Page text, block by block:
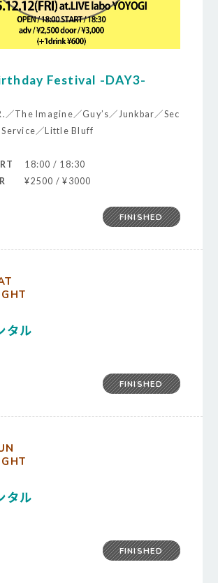
Festival -DAY3-
／The Imagine／Guy’s／Junkbar／Sec
／Little Bluff
18:00 / 18:30
¥2500 / ¥3000
FINISHED
タル
FINISHED
タル
FINISHED